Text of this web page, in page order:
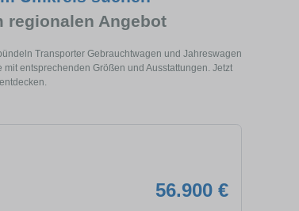
regionalen Angebot
Transporter Gebrauchtwagen und Jahreswagen
entsprechenden Größen und Ausstattungen. Jetzt
56.900 €